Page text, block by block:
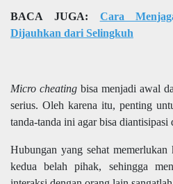
BACA JUGA: Cara
Dijauhkan dari Selingkuh
Micro cheating bisa menjadi awal
serius. Oleh karena itu, penting
tanda-tanda ini agar bisa diantisipasi
Hubungan yang sehat memerlukan
kedua belah pihak, sehingga